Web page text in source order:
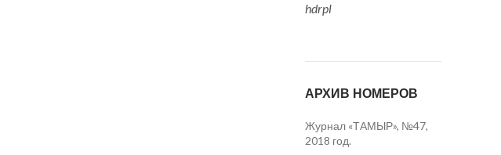
hdrpl
АРХИВ НОМЕРОВ
Журнал «ТАМЫР», №47,
2018 год.